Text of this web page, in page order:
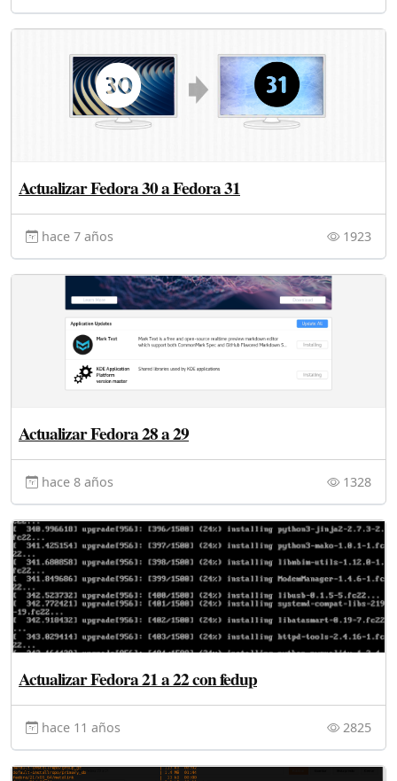
Actualizar Fedora 30 a Fedora 31
hace 7 años 1923
Actualizar Fedora 28 a 29
hace 8 años 1328
Actualizar Fedora 21 a 22 con fedup
hace 11 años 2825